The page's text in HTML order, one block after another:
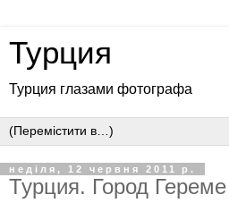
Турция
Турция глазами фотографа
неділя, 12 червня 2011 р.
Турция. Город